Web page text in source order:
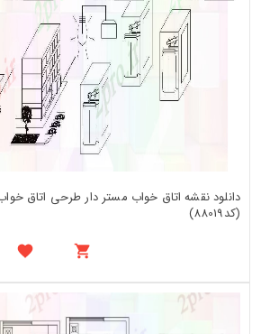
(کد88019)